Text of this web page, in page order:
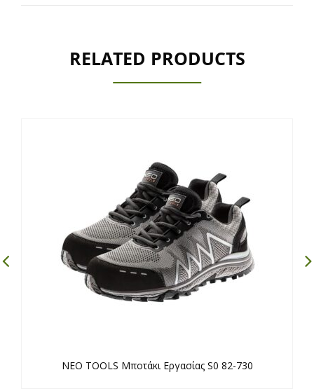
RELATED PRODUCTS
NEO TOOLS Μποτάκι Εργασίας S0 82-730